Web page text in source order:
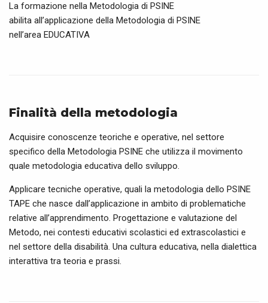
La formazione nella Metodologia di PSINE
abilita all’applicazione della Metodologia di PSINE
nell’area EDUCATIVA
Finalità della metodologia
Acquisire conoscenze teoriche e operative, nel settore
specifico della Metodologia PSINE che utilizza il movimento
quale metodologia educativa dello sviluppo.
Applicare tecniche operative, quali la metodologia dello PSINE
TAPE che nasce dall’applicazione in ambito di problematiche
relative all’apprendimento. Progettazione e valutazione del
Metodo, nei contesti educativi scolastici ed extrascolastici e
nel settore della disabilità. Una cultura educativa, nella dialettica
interattiva tra teoria e prassi.